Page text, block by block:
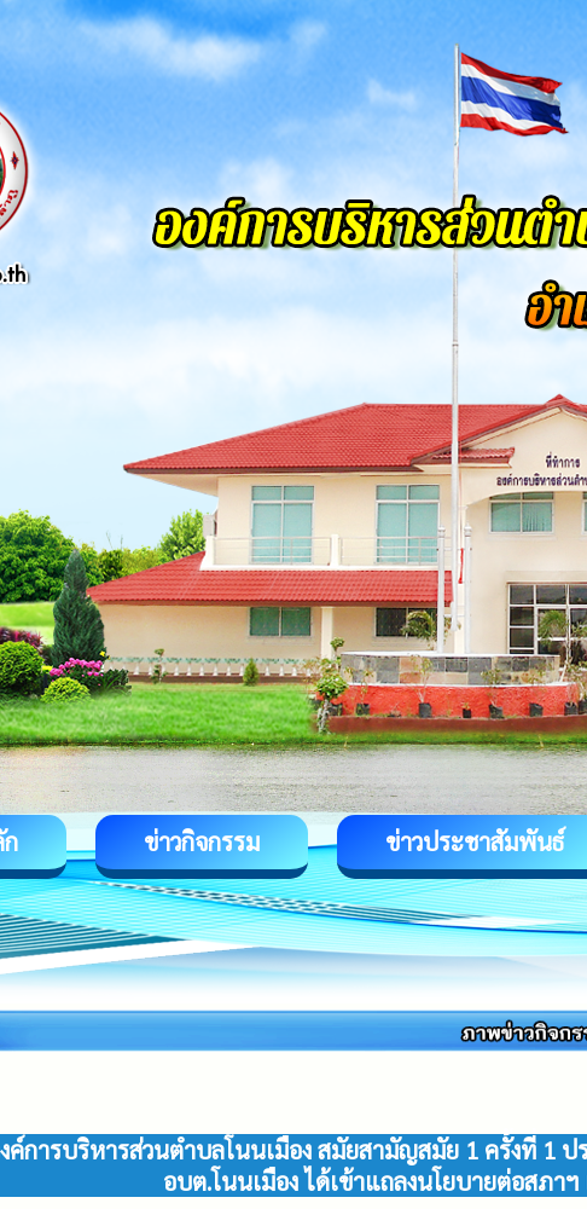
ข่าวกิจกรรม ข่าวประชาสัมพันธ์
ค์การบริหารส่วนตำบลโนนเมือง สมัยสามัญสมัย 1 ครั้งที่ 1
อบต.โนนเมือง ได้เข้าแถลงนโยบายต่อสภ